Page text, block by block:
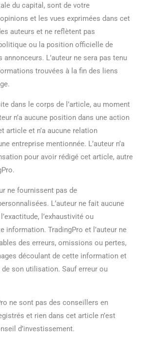
du capital, sont de votre
et les vues exprimées dans cet
auteurs et ne reflètent pas
ou la position officielle de
annonceurs. L’auteur ne sera pas tenu
trouvées à la fin des liens
dans le corps de l’article, au moment
n’a aucune position dans une action
article et n’a aucune relation
entreprise mentionnée. L’auteur n’a
pour avoir rédigé cet article, autre
ne fournissent pas de
L’auteur ne fait aucune
l’exhaustivité ou
information. TradingPro et l’auteur ne
des erreurs, omissions ou pertes,
découlant de cette information et
son utilisation. Sauf erreur ou
ne sont pas des conseillers en
et rien dans cet article n’est
d’investissement.